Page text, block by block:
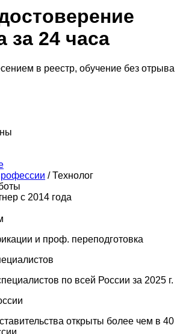
за 24 часа
в реестр, обучение без отрыва
/Технолог
с 2014 года
и проф. переподготовка
по всей России за 2025 г.
открыты более чем в 40